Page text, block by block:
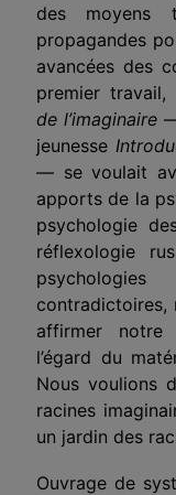
des moyens
propagandes
avancées des
premier travail,
de l’imaginaire—
jeunesse
— se voulait
apports de la
psychologie
réflexologie
contradictoires,
affirmer notre
l’égard du
Nous voulions
racines
un jardin des
Ouvrage de